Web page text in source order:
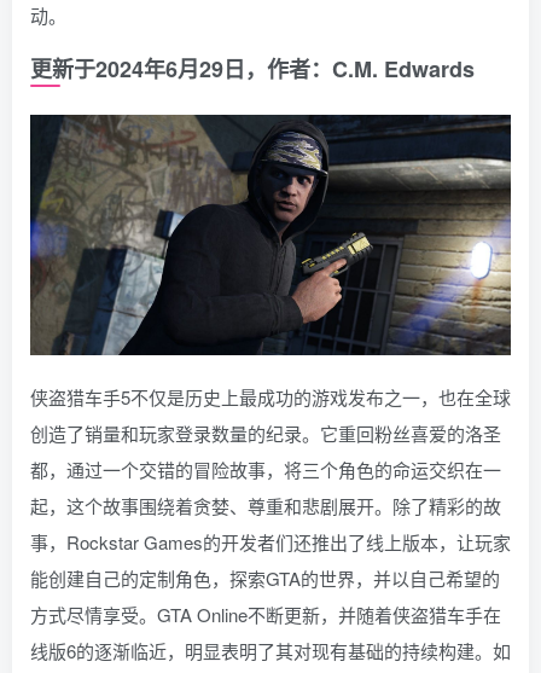
动。
更新于2024年6月29日，作者：C.M. Edwards
侠盗猎车手5不仅是历史上最成功的游戏发布之一，也在全球
创造了销量和玩家登录数量的纪录。它重回粉丝喜爱的洛圣
都，通过一个交错的冒险故事，将三个角色的命运交织在一
起，这个故事围绕着贪婪、尊重和悲剧展开。除了精彩的故
事，Rockstar Games的开发者们还推出了线上版本，让玩家
能创建自己的定制角色，探索GTA的世界，并以自己希望的
方式尽情享受。GTA Online不断更新，并随着侠盗猎车手在
线版6的逐渐临近，明显表明了其对现有基础的持续构建。如